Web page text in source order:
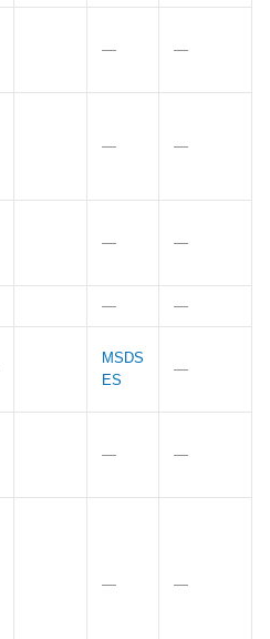
— —
— —
— —
— —
MSDS
ES
—
— —
— —